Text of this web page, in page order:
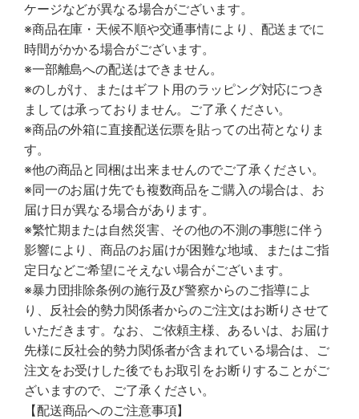
ケージなどが異なる場合がございます。
※商品在庫・天候不順や交通事情により、配送までに
時間がかかる場合がございます。
※一部離島への配送はできません。
※のしがけ、またはギフト用のラッピング対応につき
ましては承っておりません。ご了承ください。
※商品の外箱に直接配送伝票を貼っての出荷となりま
す。
※他の商品と同梱は出来ませんのでご了承ください。
※同一のお届け先でも複数商品をご購入の場合は、お
届け日が異なる場合があります。
※繁忙期または自然災害、その他の不測の事態に伴う
影響により、商品のお届けが困難な地域、またはご指
定日などご希望にそえない場合がございます。
※暴力団排除条例の施行及び警察からのご指導によ
り、反社会的勢力関係者からのご注文はお断りさせて
いただきます。なお、ご依頼主様、あるいは、お届け
先様に反社会的勢力関係者が含まれている場合は、ご
注文をお受けした後でもお取引をお断りすることがご
ざいますので、ご了承ください。
【配送商品へのご注意事項】